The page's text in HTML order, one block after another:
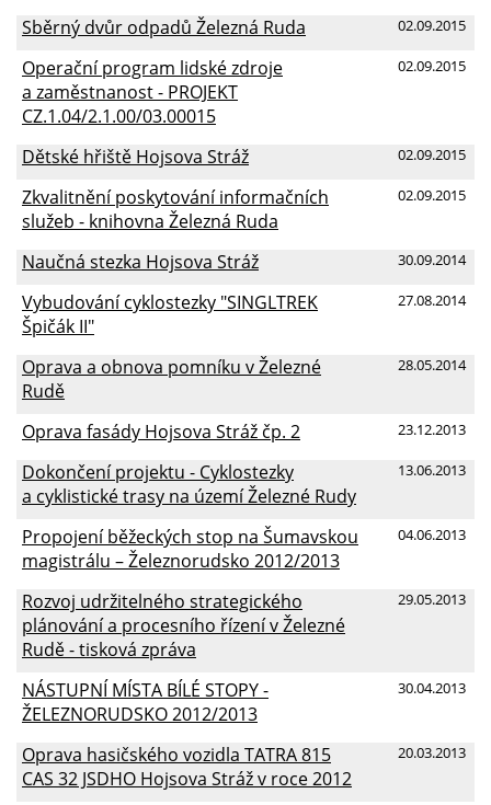
02.09.2015
Sběrný dvůr odpadů Železná Ruda
02.09.2015
Operační program lidské zdroje
a zaměstnanost - PROJEKT
CZ.1.04/2.1.00/03.00015
02.09.2015
Dětské hřiště Hojsova Stráž
02.09.2015
Zkvalitnění poskytování informačních
služeb - knihovna Železná Ruda
30.09.2014
Naučná stezka Hojsova Stráž
27.08.2014
Vybudování cyklostezky "SINGLTREK
Špičák II"
28.05.2014
Oprava a obnova pomníku v Železné
Rudě
23.12.2013
Oprava fasády Hojsova Stráž čp. 2
13.06.2013
Dokončení projektu - Cyklostezky
a cyklistické trasy na území Železné Rudy
04.06.2013
Propojení běžeckých stop na Šumavskou
magistrálu – Železnorudsko 2012/2013
29.05.2013
Rozvoj udržitelného strategického
plánování a procesního řízení v Železné
Rudě - tisková zpráva
30.04.2013
NÁSTUPNÍ MÍSTA BÍLÉ STOPY -
ŽELEZNORUDSKO 2012/2013
20.03.2013
Oprava hasičského vozidla TATRA 815
CAS 32 JSDHO Hojsova Stráž v roce 2012